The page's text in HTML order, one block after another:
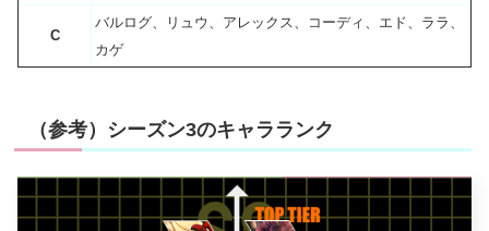
C
バルログ、リュウ、アレックス、コーディ、エド、ララ、
カゲ
（参考）シーズン3のキャラランク